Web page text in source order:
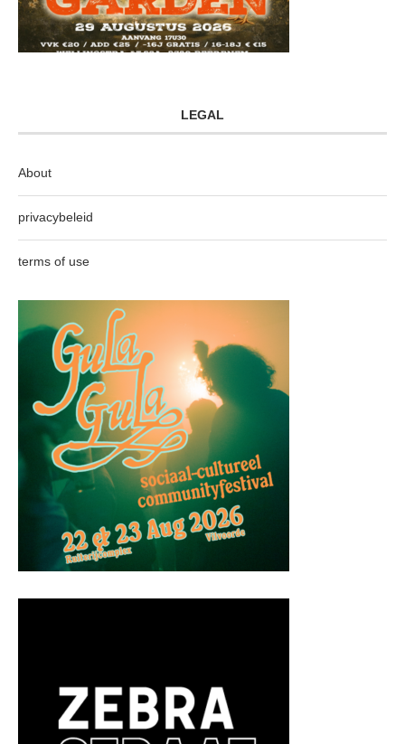
LEGAL
About
privacybeleid
terms of use